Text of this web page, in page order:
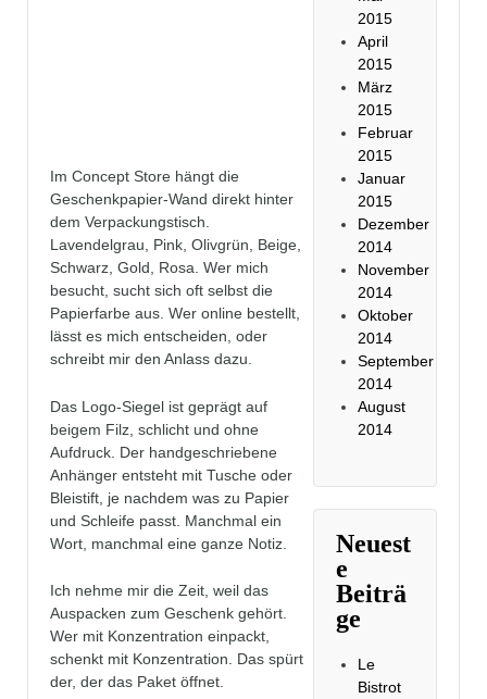
Im Concept Store hängt die
Geschenkpapier-Wand direkt hinter
dem Verpackungstisch.
Lavendelgrau, Pink, Olivgrün, Beige,
Schwarz, Gold, Rosa. Wer mich
besucht, sucht sich oft selbst die
Papierfarbe aus. Wer online bestellt,
lässt es mich entscheiden, oder
schreibt mir den Anlass dazu.
Das Logo-Siegel ist geprägt auf
beigem Filz, schlicht und ohne
Aufdruck. Der handgeschriebene
Anhänger entsteht mit Tusche oder
Bleistift, je nachdem was zu Papier
und Schleife passt. Manchmal ein
Wort, manchmal eine ganze Notiz.
Ich nehme mir die Zeit, weil das
Auspacken zum Geschenk gehört.
Wer mit Konzentration einpackt,
schenkt mit Konzentration. Das spürt
der, der das Paket öffnet.
2015
April
2015
März
2015
Februar
2015
Januar
2015
Dezember
2014
November
2014
Oktober
2014
September
2014
August
2014
Neuest
e
Beiträ
ge
Le
Bistrot